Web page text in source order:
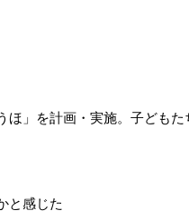
」を計画・実施。子どもた
と感じた